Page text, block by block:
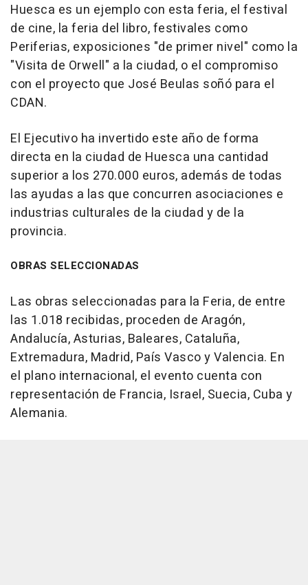
Huesca es un ejemplo con esta feria, el festival
de cine, la feria del libro, festivales como
Periferias, exposiciones "de primer nivel" como la
"Visita de Orwell" a la ciudad, o el compromiso
con el proyecto que José Beulas soñó para el
CDAN.
El Ejecutivo ha invertido este año de forma
directa en la ciudad de Huesca una cantidad
superior a los 270.000 euros, además de todas
las ayudas a las que concurren asociaciones e
industrias culturales de la ciudad y de la
provincia.
OBRAS SELECCIONADAS
Las obras seleccionadas para la Feria, de entre
las 1.018 recibidas, proceden de Aragón,
Andalucía, Asturias, Baleares, Cataluña,
Extremadura, Madrid, País Vasco y Valencia. En
el plano internacional, el evento cuenta con
representación de Francia, Israel, Suecia, Cuba y
Alemania.